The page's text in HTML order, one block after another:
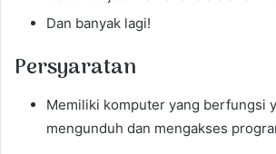
Dan banyak lagi!
Persyaratan
Memiliki komputer yang berfungsi
mengunduh dan mengakses